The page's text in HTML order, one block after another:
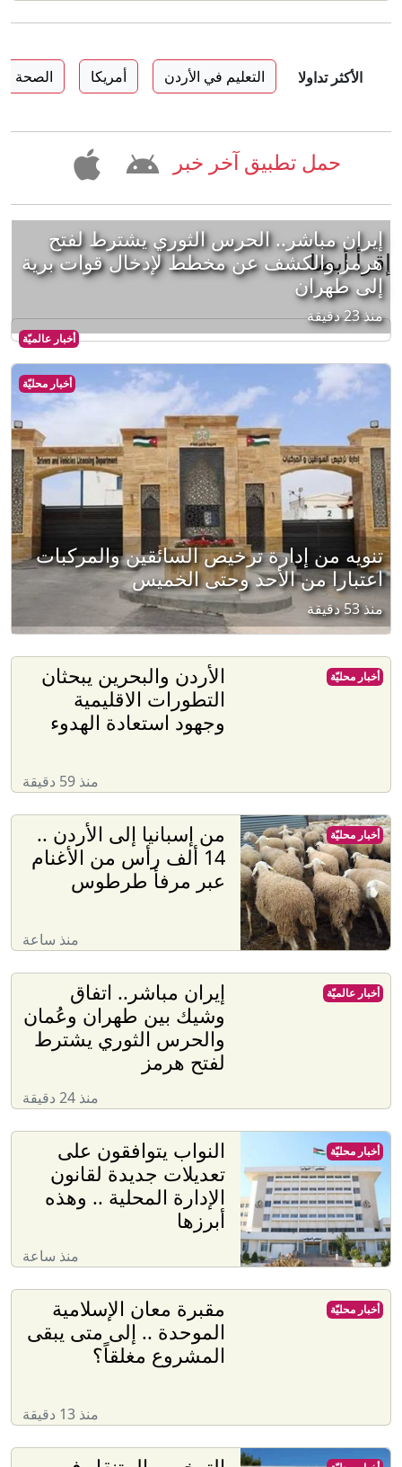
الأكثر تداولا التعليم في الأردن أمريكا الصحة
حمل تطبيق آخر خبر
إقرأ أيضا
أخبار عالميّة
إيران مباشر.. الحرس الثوري يشترط لفتح
هرمز والكشف عن مخطط لإدخال قوات برية
إلى طهران
منذ 23 دقيقة
أخبار محليّة
تنويه من إدارة ترخيص السائقين والمركبات
اعتبارا من الأحد وحتى الخميس
منذ 53 دقيقة
الأردن والبحرين يبحثان
التطورات الاقليمية
وجهود استعادة الهدوء
منذ 59 دقيقة
أخبار محليّة
من إسبانيا إلى الأردن ..
14 ألف رأس من الأغنام
عبر مرفأ طرطوس
منذ ساعة
أخبار محليّة
إيران مباشر.. اتفاق
وشيك بين طهران وعُمان
والحرس الثوري يشترط
لفتح هرمز
منذ 24 دقيقة
أخبار عالميّة
النواب يتوافقون على
تعديلات جديدة لقانون
الإدارة المحلية .. وهذه
أبرزها
منذ ساعة
أخبار محليّة
مقبرة معان الإسلامية
الموحدة .. إلى متى يبقى
المشروع مغلقاً؟
منذ 13 دقيقة
أخبار محليّة